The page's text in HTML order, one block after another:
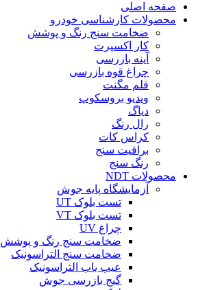
صفحه اصلی
محصولات کارشناسی خودرو
ضخامت سنج رنگ و پوشش
کار اکسپرت
آینه بازرسی
چراغ قوه بازرسی
قلم مگنت
ویدیو بروسکوپ
دیاگ
رال رنگ
کراس کات
براقیت سنج
رنگ سنج
محصولات NDT
آزمایشگاه پایه جوش
تست بلوک UT
تست بلوک VT
چراغ UV
ضخامت سنج رنگ و پوشش
ضخامت سنج التراسونیک
عیب یاب التراسونیک
گیج بازرسی جوش